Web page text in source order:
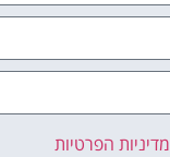
מדיניות הפרטיות